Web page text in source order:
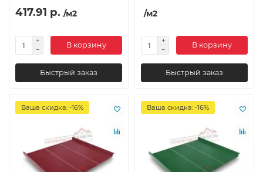
417.91 р. /м2
В корзину
Быстрый заказ
/м2
В корзину
Быстрый заказ
Ваша скидка: -16% Ваша скидка: -16%